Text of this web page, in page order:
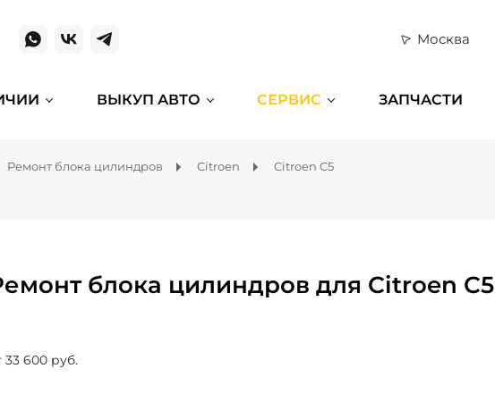
Москва
ВЫКУП АВТО СЕРВИС ЗАПЧАСТИ
Ремонт блока цилиндров Citroen Citroen C5
блока цилиндров для Citroen C5
33 600 руб.